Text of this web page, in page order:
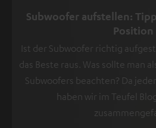
Subwoofer aufstellen:
Position
Ist der Subwoofer richtig
das Beste raus. Was sollte man
Subwoofers beachten? Da
haben wir im Teufel